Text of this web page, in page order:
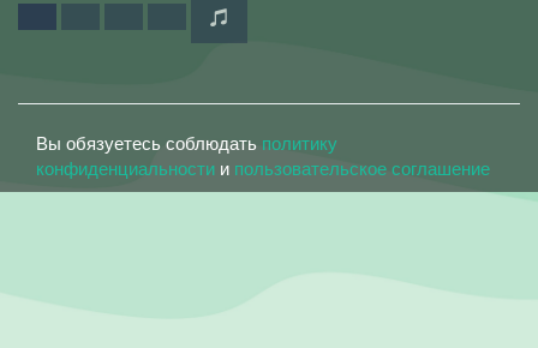
Вы обязуетесь соблюдать политику
конфиденциальности и пользовательское соглашение